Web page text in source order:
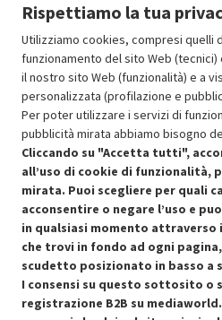
Prodotto Nuovo 129.99 -15%
Ricondizionato Prezzo
110.49a -40%
In Promozione 66.29
Aggiungi
OFFERTE
Risparmio garantito rispetto al
Condizioni generali di vendita
Rispettiamo la tua
Utilizziamo cookies, compresi quelli
funzionamento del sito Web
il nostro sito Web (funzionalità) e a
personalizzata (profilazione e
Per poter utilizzare i servizi di
pubblicità mirata abbiamo bisogno
Cliccando su "Accetta tutti",
all’uso di cookie di funzionalità,
mirata. Puoi scegliere per quali
acconsentire o negare l’uso e
in qualsiasi momento attraverso
che trovi in fondo ad ogni
scudetto posizionato in basso a
I consensi su questo sottosito o
registrazione B2B su